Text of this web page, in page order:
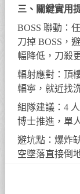
三、關鍵實用
BOSS 聯動：
刀掉 BOSS，
幅降低，刀殺
輻射應對：頂
輻寧，就近找
組隊建議：4
博士推進，單
避坑點：爆炸
空墜落直接倒